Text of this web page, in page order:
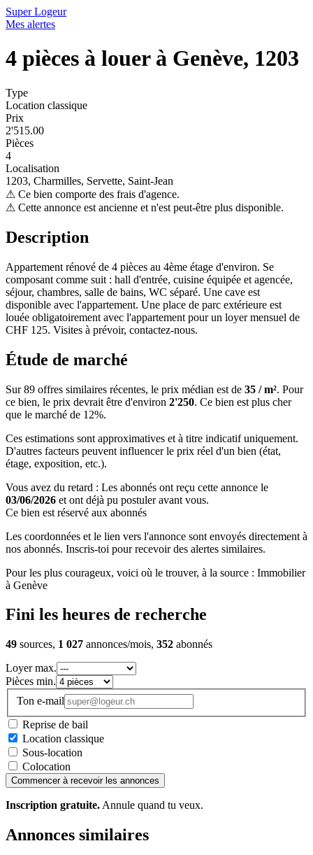
Super Logeur
Mes alertes
4 pièces à louer à Genève, 1203
Type
Location classique
Prix
2'515.00
Pièces
4
Localisation
1203, Charmilles, Servette, Saint-Jean
⚠ Ce bien comporte des frais d'agence.
⚠ Cette annonce est ancienne et n'est peut-être plus disponible.
Description
Appartement rénové de 4 pièces au 4ème étage d'environ. Se
composant comme suit : hall d'entrée, cuisine équipée et agencée,
séjour, chambres, salle de bains, WC séparé. Une cave est
disponible avec l'appartement. Une place de parc extérieure est
louée obligatoirement avec l'appartement pour un loyer mensuel de
CHF 125. Visites à prévoir, contactez-nous.
Étude de marché
Sur 89 offres similaires récentes, le prix médian est de 35 / m². Pour
ce bien, le prix devrait être d'environ 2'250. Ce bien est plus cher
que le marché de 12%.
Ces estimations sont approximatives et à titre indicatif uniquement.
D'autres facteurs peuvent influencer le prix réel d'un bien (état,
étage, exposition, etc.).
Vous avez du retard : Les abonnés ont reçu cette annonce le
03/06/2026 et ont déjà pu postuler avant vous.
Ce bien est réservé aux abonnés
Les coordonnées et le lien vers l'annonce sont envoyés directement à
nos abonnés. Inscris-toi pour recevoir des alertes similaires.
Pour les plus courageux, voici où le trouver, à la source : Immobilier
à Genève
Fini les heures de recherche
49 sources, 1 027 annonces/mois, 352 abonnés
Loyer max.
Pièces min.
Ton e-mail
Reprise de bail
Location classique
Sous-location
Colocation
Commencer à recevoir les annonces
Inscription gratuite. Annule quand tu veux.
Annonces similaires